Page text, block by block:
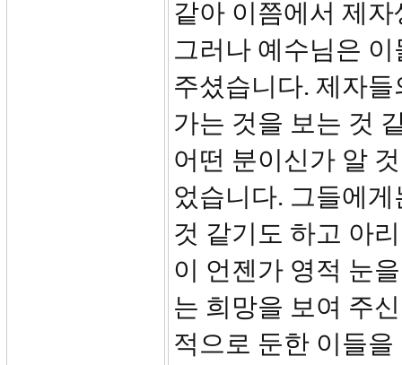
같아 이쯤에서 제
그러나 예수님은
주셨습니다. 제자
가는 것을 보는 것
어떤 분이신가 알
었습니다. 그들에
것 같기도 하고 아
이 언젠가 영적 눈
는 희망을 보여 주
적으로 둔한 이들